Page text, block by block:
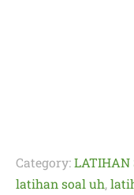
Category:LATIHAN
latihan soal uh,